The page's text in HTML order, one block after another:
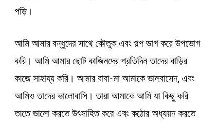
পড়ি।
আমি আমার বন্ধুদের সাথে কৌতুক এবং গল্প ভাগ করে উপভোগ
করি। আমি আমার ছোট কাজিনদের প্রতিদিন তাদের বাড়ির
কাজে সাহায্য করি। আমার বাবা-মা আমাকে ভালবাসেন, এবং
আমিও তাদের ভালোবাসি। তারা আমাকে আমি যা কিছু করি
তাতে ভালো করতে উৎসাহিত করে এবং কঠোর অধ্যয়ন করতে